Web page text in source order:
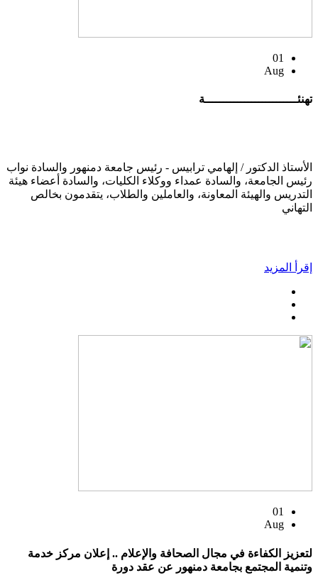
01
Aug
تهنئــــــــــــــــــــــــــة
الأستاذ الدكتور / إلهامي ترابيس - رئيس جامعة دمنهور والسادة نواب
رئيس الجامعة، والسادة عمداء ووكلاء الكليات، والسادة أعضاء هيئة
التدريس والهيئة المعاونة، والعاملين والطلاب، يتقدمون بخالص
التهاني
إقرأ المزيد
01
Aug
لتعزيز الكفاءة في مجال الصحافة والإعلام .. إعلان مركز خدمة
وتنمية المجتمع بجامعة دمنهور عن عقد دورة